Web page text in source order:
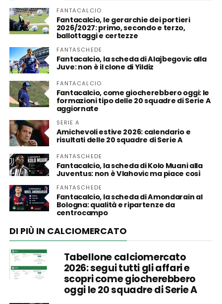
FANTACALCIO
Fantacalcio, le gerarchie dei portieri
2026/2027: primo, secondo e terzo,
ballottaggi e certezze
FANTASCHEDE
Fantacalcio, la scheda di Alajbegovic alla
Juve: non è il clone di Yildiz
FANTACALCIO
Fantacalcio, come giocherebbero oggi: le
formazioni tipo delle 20 squadre di Serie A
aggiornate
SERIE A
Amichevoli estive 2026: calendario e
risultati delle 20 squadre di Serie A
FANTASCHEDE
Fantacalcio, la scheda di Kolo Muani alla
Juventus: non è Vlahovic ma piace così
FANTASCHEDE
Fantacalcio, la scheda di Amondarain al
Bologna: qualità e ripartenze da
centrocampo
DI PIÙ IN CALCIOMERCATO
Tabellone calciomercato
2026: segui tutti gli affari e
scopri come giocherebbero
oggi le 20 squadre di Serie A